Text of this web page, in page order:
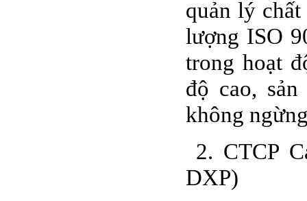
quản lý
lượng ISO
trong hoạt
độ cao,
không
2. CTCP
DXP)